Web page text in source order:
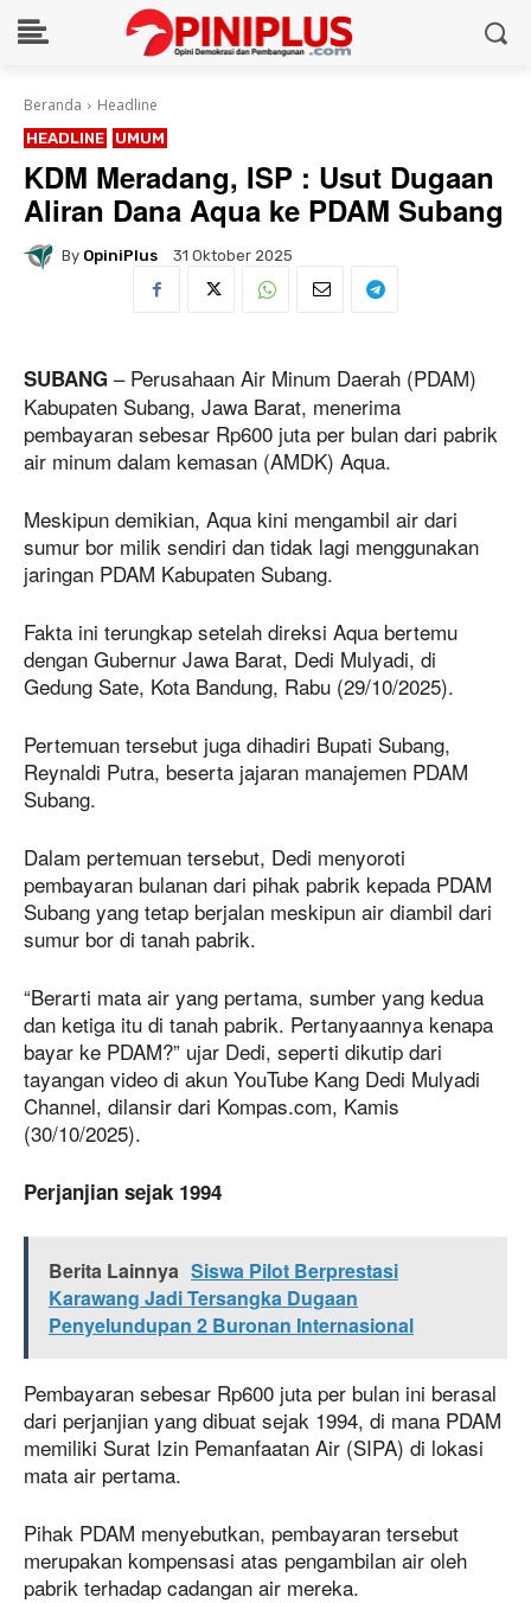
Beranda Headline
HEADLINE UMUM
KDM Meradang, ISP : Usut Dugaan
Aliran Dana Aqua ke PDAM Subang
By OpiniPlus 31 Oktober 2025
SUBANG – Perusahaan Air Minum Daerah (PDAM)
Kabupaten Subang, Jawa Barat, menerima
pembayaran sebesar Rp600 juta per bulan dari pabrik
air minum dalam kemasan (AMDK) Aqua.
Meskipun demikian, Aqua kini mengambil air dari
sumur bor milik sendiri dan tidak lagi menggunakan
jaringan PDAM Kabupaten Subang.
Fakta ini terungkap setelah direksi Aqua bertemu
dengan Gubernur Jawa Barat, Dedi Mulyadi, di
Gedung Sate, Kota Bandung, Rabu (29/10/2025).
Pertemuan tersebut juga dihadiri Bupati Subang,
Reynaldi Putra, beserta jajaran manajemen PDAM
Subang.
Dalam pertemuan tersebut, Dedi menyoroti
pembayaran bulanan dari pihak pabrik kepada PDAM
Subang yang tetap berjalan meskipun air diambil dari
sumur bor di tanah pabrik.
“Berarti mata air yang pertama, sumber yang kedua
dan ketiga itu di tanah pabrik. Pertanyaannya kenapa
bayar ke PDAM?” ujar Dedi, seperti dikutip dari
tayangan video di akun YouTube Kang Dedi Mulyadi
Channel, dilansir dari Kompas.com, Kamis
(30/10/2025).
Perjanjian sejak 1994
Berita Lainnya Siswa Pilot Berprestasi
Karawang Jadi Tersangka Dugaan
Penyelundupan 2 Buronan Internasional
Pembayaran sebesar Rp600 juta per bulan ini berasal
dari perjanjian yang dibuat sejak 1994, di mana PDAM
memiliki Surat Izin Pemanfaatan Air (SIPA) di lokasi
mata air pertama.
Pihak PDAM menyebutkan, pembayaran tersebut
merupakan kompensasi atas pengambilan air oleh
pabrik terhadap cadangan air mereka.